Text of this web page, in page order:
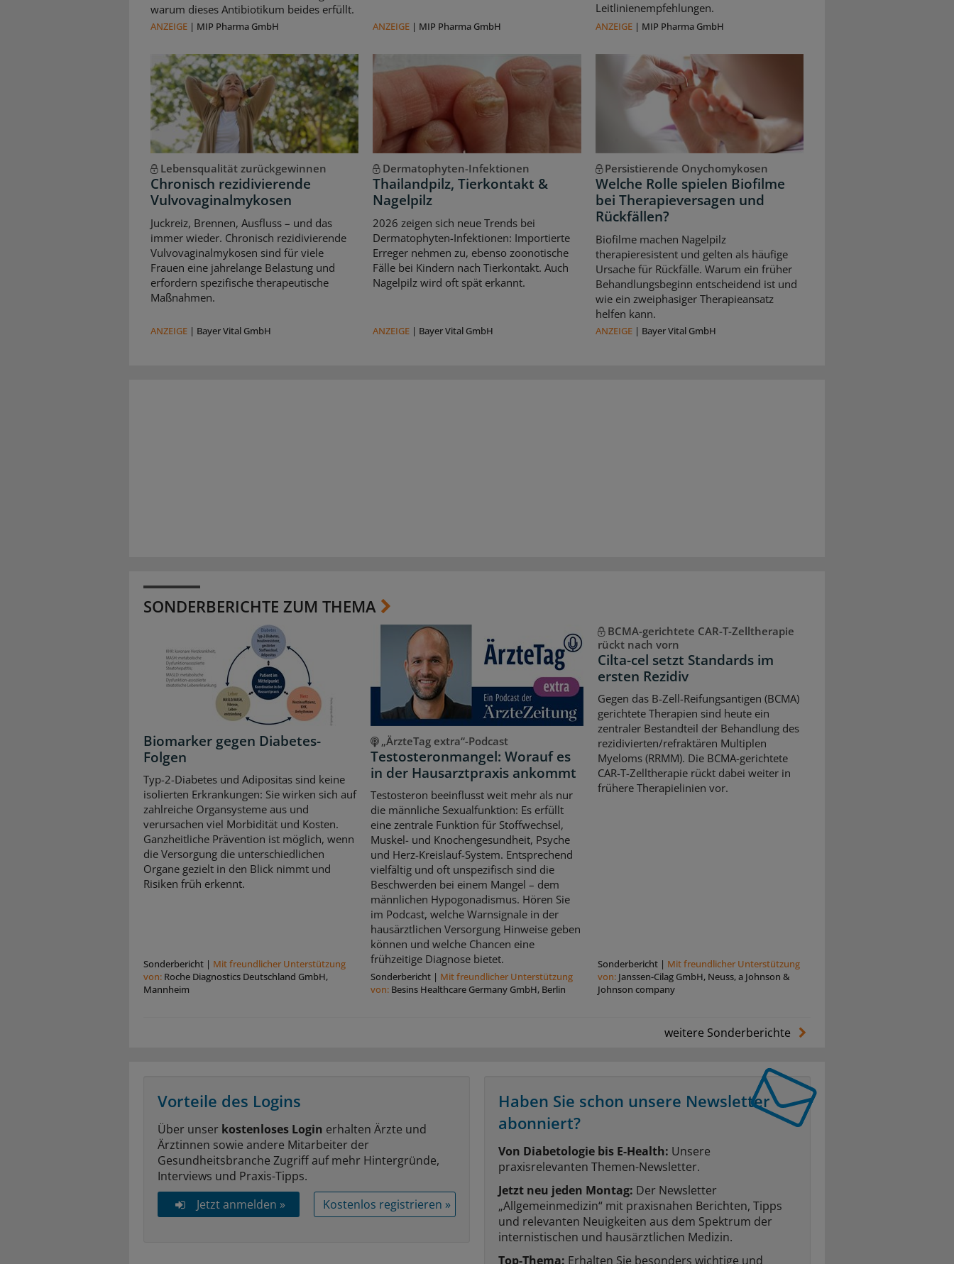
warum dieses Antibiotikum beides erfüllt.
ANZEIGE | MIP Pharma GmbH ANZEIGE | MIP Pharma GmbH
Leitlinienempfehlungen.
ANZEIGE| MIP Pharma GmbH
Lebensqualität zurückgewinnen
Chronisch rezidivierende
Vulvovaginalmykosen
Juckreiz, Brennen, Ausfluss – und das
immer wieder. Chronisch rezidivierende
Vulvovaginalmykosen sind für viele
Frauen eine jahrelange Belastung und
erfordern spezifische therapeutische
Maßnahmen.
ANZEIGE | Bayer Vital GmbH
Dermatophyten-Infektionen
Thailandpilz, Tierkontakt &
Nagelpilz
2026 zeigen sich neue Trends bei
Dermatophyten-Infektionen: Importierte
Erreger nehmen zu, ebenso zoonotische
Fälle bei Kindern nach Tierkontakt. Auch
Nagelpilz wird oft spät erkannt.
ANZEIGE | Bayer Vital GmbH
Persistierende Onychomykosen
Welche Rolle spielen Biofilme
bei Therapieversagen und
Rückfällen?
Biofilme machen Nagelpilz
therapieresistent und gelten als häufige
Ursache für Rückfälle. Warum ein früher
Behandlungsbeginn entscheidend ist und
wie ein zweiphasiger Therapieansatz
helfen kann.
ANZEIGE| Bayer Vital GmbH
SONDERBERICHTE ZUM THEMA
Biomarker gegen Diabetes-
Folgen
Typ-2-Diabetes und Adipositas sind keine
isolierten Erkrankungen: Sie wirken sich auf
zahlreiche Organsysteme aus und
verursachen viel Morbidität und Kosten.
Ganzheitliche Prävention ist möglich, wenn
die Versorgung die unterschiedlichen
Organe gezielt in den Blick nimmt und
Risiken früh erkennt.
Sonderbericht | Mit freundlicher Unterstützung
von: Roche Diagnostics Deutschland GmbH,
Mannheim
„ÄrzteTag extra“-Podcast
Testosteronmangel: Worauf es
in der Hausarztpraxis ankommt
Testosteron beeinflusst weit mehr als nur
die männliche Sexualfunktion: Es erfüllt
eine zentrale Funktion für Stoffwechsel,
Muskel- und Knochengesundheit, Psyche
und Herz-Kreislauf-System. Entsprechend
vielfältig und oft unspezifisch sind die
Beschwerden bei einem Mangel – dem
männlichen Hypogonadismus. Hören Sie
im Podcast, welche Warnsignale in der
hausärztlichen Versorgung Hinweise geben
können und welche Chancen eine
frühzeitige Diagnose bietet.
Sonderbericht| Mit freundlicher Unterstützung
von: Besins Healthcare Germany GmbH, Berlin
BCMA-gerichtete CAR-T-Zelltherapie
rückt nach vorn
Cilta-cel setzt Standards im
ersten Rezidiv
Gegen das B-Zell-Reifungsantigen (BCMA)
gerichtete Therapien sind heute ein
zentraler Bestandteil der Behandlung des
rezidivierten/refraktären Multiplen
Myeloms (RRMM). Die BCMA-gerichtete
CAR-T-Zelltherapie rückt dabei weiter in
frühere Therapielinien vor.
Sonderbericht| Mit freundlicher Unterstützung
von: Janssen-Cilag GmbH, Neuss, a Johnson &
Johnson company
weitere Sonderberichte
Vorteile des Logins
Über unser kostenloses Login erhalten Ärzte und
Ärztinnen sowie andere Mitarbeiter der
Gesundheitsbranche Zugriff auf mehr Hintergründe,
Interviews und Praxis-Tipps.
Jetzt anmelden »
Kostenlos registrieren »
Haben Sie schon unsere Newsletter
abonniert?
Von Diabetologie bis E-Health: Unsere
praxisrelevanten Themen-Newsletter.
Jetzt neu jeden Montag: Der Newsletter
„Allgemeinmedizin“ mit praxisnahen Berichten, Tipps
und relevanten Neuigkeiten aus dem Spektrum der
internistischen und hausärztlichen Medizin.
Top-Thema: Erhalten Sie besonders wichtige und